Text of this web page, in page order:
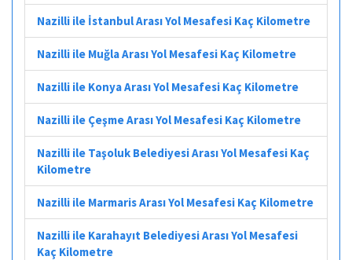
Nazilli ile İstanbul Arası Yol Mesafesi Kaç Kilometre
Nazilli ile Muğla Arası Yol Mesafesi Kaç Kilometre
Nazilli ile Konya Arası Yol Mesafesi Kaç Kilometre
Nazilli ile Çeşme Arası Yol Mesafesi Kaç Kilometre
Nazilli ile Taşoluk Belediyesi Arası Yol Mesafesi Kaç
Kilometre
Nazilli ile Marmaris Arası Yol Mesafesi Kaç Kilometre
Nazilli ile Karahayıt Belediyesi Arası Yol Mesafesi
Kaç Kilometre